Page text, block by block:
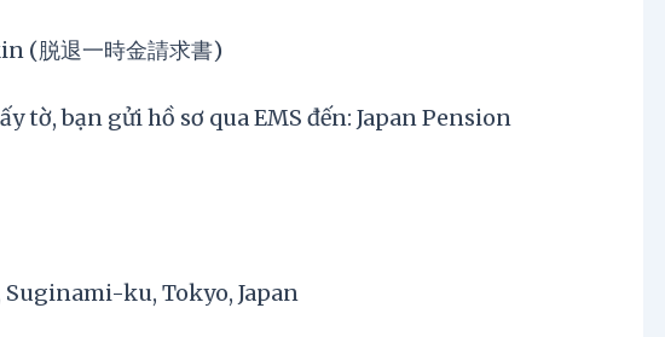
(脱退一時金請求書)
tờ, bạn gửi hồ sơ qua EMS đến: Japan Pension
ku, Tokyo, Japan